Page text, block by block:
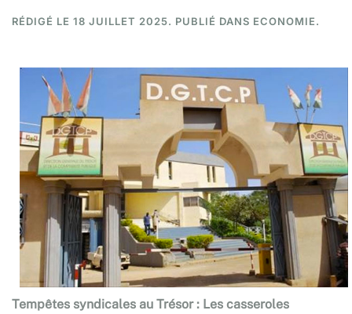
RÉDIGÉ LE 18 JUILLET 2025. PUBLIÉ DANS ECONOMIE.
Tempêtes syndicales au Trésor : Les casseroles